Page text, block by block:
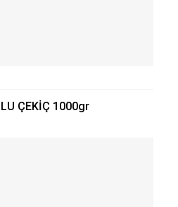
ÇEKİÇ 1000gr